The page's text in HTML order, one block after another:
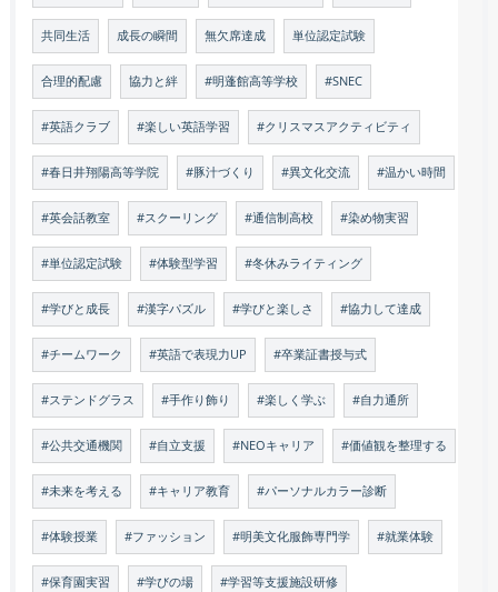
共同生活 成長の瞬間 無欠席達成 単位認定試験
合理的配慮 協力と絆 #明蓬館高等学校 #SNEC
#英語クラブ #楽しい英語学習 #クリスマスアクティビティ
#春日井翔陽高等学院 #豚汁づくり #異文化交流 #温かい時間
#英会話教室 #スクーリング #通信制高校 #染め物実習
#単位認定試験 #体験型学習 #冬休みライティング
#学びと成長 #漢字パズル #学びと楽しさ #協力して達成
#チームワーク #英語で表現力UP #卒業証書授与式
#ステンドグラス #手作り飾り #楽しく学ぶ #自力通所
#公共交通機関 #自立支援 #NEOキャリア #価値観を整理する
#未来を考える #キャリア教育 #パーソナルカラー診断
#体験授業 #ファッション #明美文化服飾専門学 #就業体験
#保育園実習 #学びの場 #学習等支援施設研修